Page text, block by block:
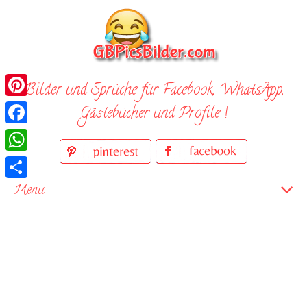
Bilder und Sprüche für Facebook, WhatsApp,
Gästebücher und Profile !
Menu
Pinterest
Facebook
WhatsApp
Teilen